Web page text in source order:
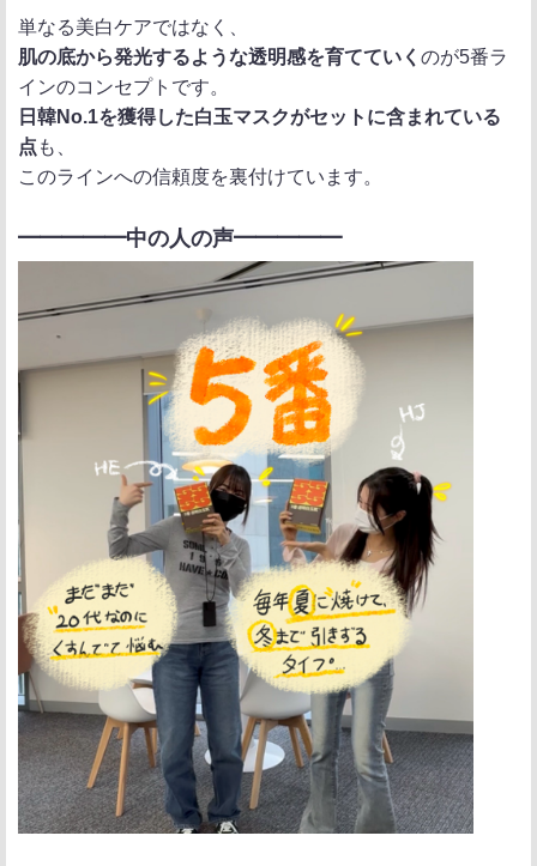
単なる美白ケアではなく、
肌の底から発光するような透明感を育てていく のが5番ラ
インのコンセプトです。
日韓No.1を獲得した白玉マスクがセットに含まれている
点 も、
このラインへの信頼度を裏付けています。
━━━━━中の人の声━━━━━